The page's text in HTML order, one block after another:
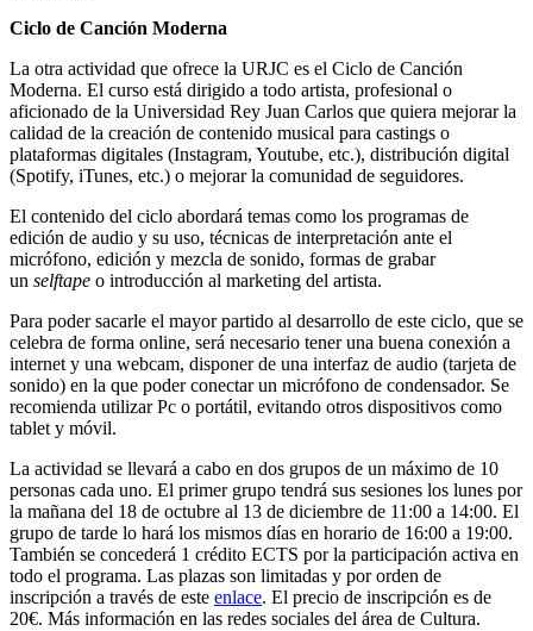
Ciclo de Canción Moderna
La otra actividad que ofrece la URJC es el Ciclo de Canción
Moderna. El curso está dirigido a todo artista, profesional o
aficionado de la Universidad Rey Juan Carlos que quiera mejorar la
calidad de la creación de contenido musical para castings o
plataformas digitales (Instagram, Youtube, etc.), distribución digital
(Spotify, iTunes, etc.) o mejorar la comunidad de seguidores.
El contenido del ciclo abordará temas como los programas de
edición de audio y su uso, técnicas de interpretación ante el
micrófono, edición y mezcla de sonido, formas de grabar
un selftape o introducción al marketing del artista.
Para poder sacarle el mayor partido al desarrollo de este ciclo, que se
celebra de forma online, será necesario tener una buena conexión a
internet y una webcam, disponer de una interfaz de audio (tarjeta de
sonido) en la que poder conectar un micrófono de condensador. Se
recomienda utilizar Pc o portátil, evitando otros dispositivos como
tablet y móvil.
La actividad se llevará a cabo en dos grupos de un máximo de 10
personas cada uno. El primer grupo tendrá sus sesiones los lunes por
la mañana del 18 de octubre al 13 de diciembre de 11:00 a 14:00. El
grupo de tarde lo hará los mismos días en horario de 16:00 a 19:00.
También se concederá 1 crédito ECTS por la participación activa en
todo el programa. Las plazas son limitadas y por orden de
inscripción a través de este enlace. El precio de inscripción es de
20€. Más información en las redes sociales del área de Cultura.